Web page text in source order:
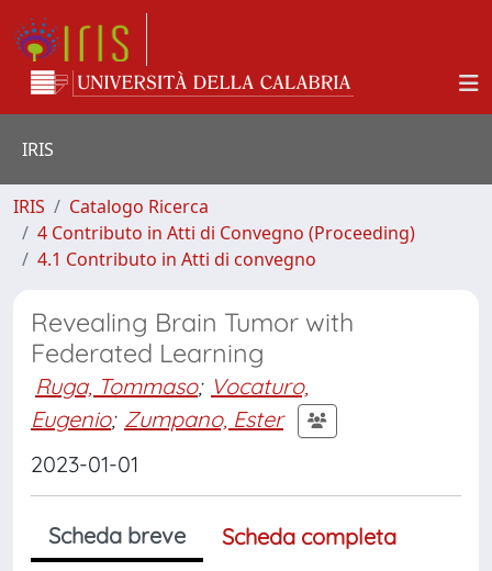
IRIS
IRIS
Catalogo Ricerca
4 Contributo in Atti di Convegno (Proceeding)
4.1 Contributo in Atti di convegno
Revealing Brain Tumor with
Federated Learning
Ruga, Tommaso; Vocaturo,
Eugenio; Zumpano, Ester
2023-01-01
Scheda breve
Scheda completa